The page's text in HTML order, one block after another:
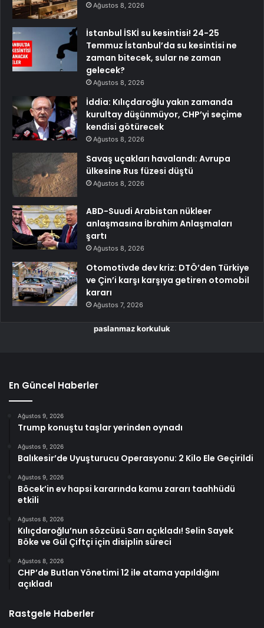
Ağustos 8, 2026
İstanbul İSKİ su kesintisi! 24-25
Temmuz İstanbul’da su kesintisi ne
zaman bitecek, sular ne zaman
gelecek?
Ağustos 8, 2026
İddia: Kılıçdaroğlu yakın zamanda
kurultay düşünmüyor, CHP’yi seçime
kendisi götürecek
Ağustos 8, 2026
Savaş uçakları havalandı: Avrupa
ülkesine Rus füzesi düştü
Ağustos 8, 2026
ABD-Suudi Arabistan nükleer
anlaşmasına İbrahim Anlaşmaları
şartı
Ağustos 8, 2026
Otomotivde dev kriz: DTÖ’den Türkiye
ve Çin’i karşı karşıya getiren otomobil
kararı
Ağustos 7, 2026
paslanmaz korkuluk
En Güncel Haberler
Ağustos 9, 2026
Trump konuştu taşlar yerinden oynadı
Ağustos 9, 2026
Balıkesir’de Uyuşturucu Operasyonu: 2 Kilo Ele Geçirildi
Ağustos 9, 2026
Böcek’in ev hapsi kararında kamu zararı taahhüdü
etkili
Ağustos 8, 2026
Kılıçdaroğlu’nun sözcüsü Sarı açıkladı! Selin Sayek
Böke ve Gül Çiftçi için disiplin süreci
Ağustos 8, 2026
CHP’de Butlan Yönetimi 12 ile atama yapıldığını
açıkladı
Rastgele Haberler